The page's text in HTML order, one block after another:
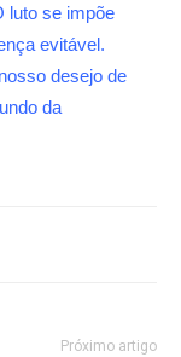
luto se impõe
evitável.
desejo de
da
Próximo artigo